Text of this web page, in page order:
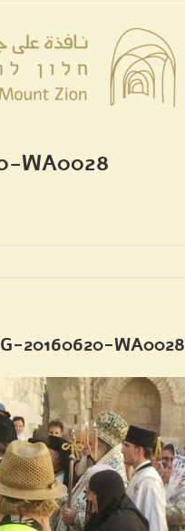
דלג
לתוכן
WA0028
20160620-WA0028